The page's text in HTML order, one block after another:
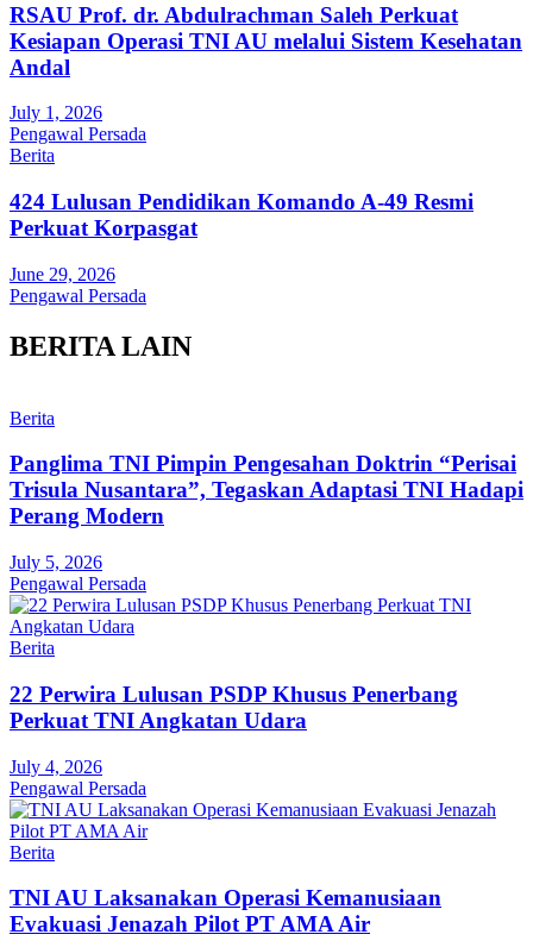
RSAU Prof. dr. Abdulrachman Saleh Perkuat
Kesiapan Operasi TNI AU melalui Sistem Kesehatan
Andal
July 1, 2026
Pengawal Persada
Berita
424 Lulusan Pendidikan Komando A-49 Resmi
Perkuat Korpasgat
June 29, 2026
Pengawal Persada
BERITA LAIN
Berita
Panglima TNI Pimpin Pengesahan Doktrin “Perisai
Trisula Nusantara”, Tegaskan Adaptasi TNI Hadapi
Perang Modern
July 5, 2026
Pengawal Persada
Berita
22 Perwira Lulusan PSDP Khusus Penerbang
Perkuat TNI Angkatan Udara
July 4, 2026
Pengawal Persada
Berita
TNI AU Laksanakan Operasi Kemanusiaan
Evakuasi Jenazah Pilot PT AMA Air